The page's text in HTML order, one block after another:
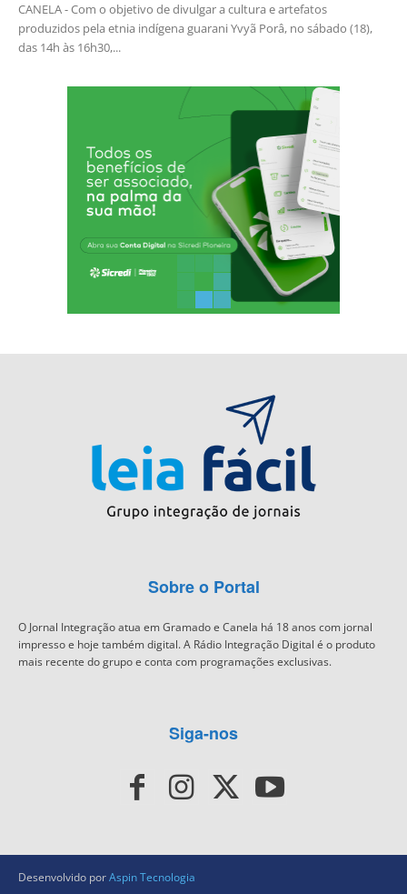
CANELA - Com o objetivo de divulgar a cultura e artefatos
produzidos pela etnia indígena guarani Yvyã Porâ, no sábado (18),
das 14h às 16h30,...
Sobre o Portal
O Jornal Integração atua em Gramado e Canela há 18 anos com jornal
impresso e hoje também digital. A Rádio Integração Digital é o produto
mais recente do grupo e conta com programações exclusivas.
Siga-nos
Desenvolvido porAspin Tecnologia